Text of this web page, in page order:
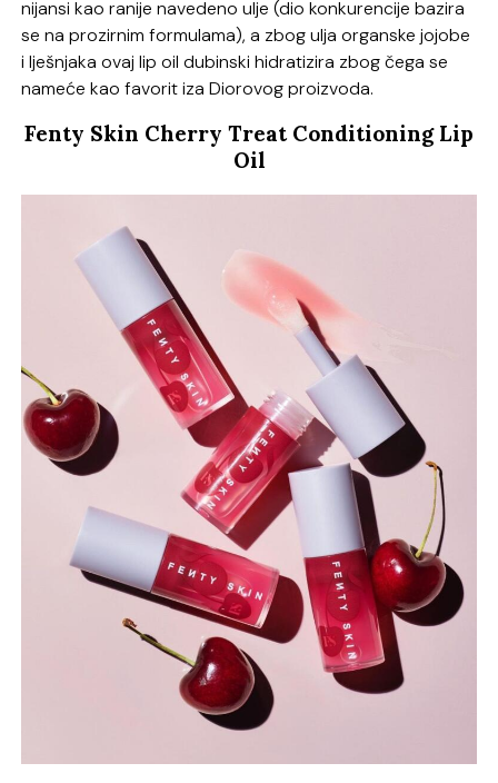
nijansi kao ranije navedeno ulje (dio konkurencije bazira
se na prozirnim formulama), a zbog ulja organske jojobe
i lješnjaka ovaj lip oil dubinski hidratizira zbog čega se
nameće kao favorit iza Diorovog proizvoda.
Fenty Skin Cherry Treat Conditioning Lip
Oil